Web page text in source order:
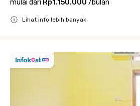
mulai dari Rp1.150.000 /bulan
Lihat info lebih banyak